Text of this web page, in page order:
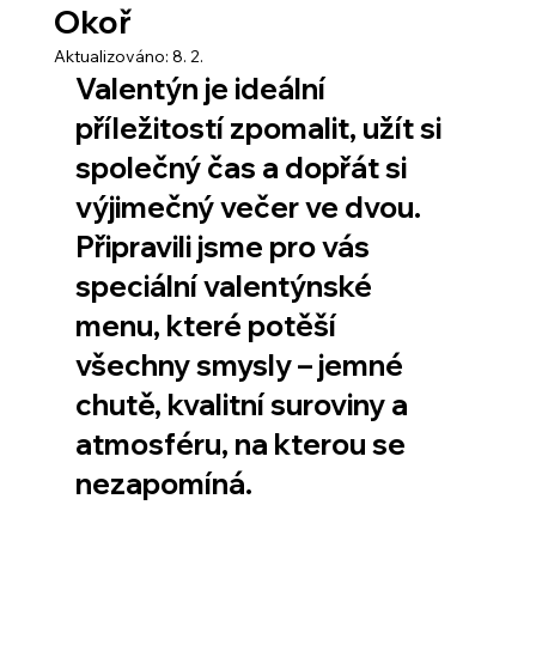
Okoř
Aktualizováno: 8. 2.
Valentýn je ideální
příležitostí zpomalit, užít si
společný čas a dopřát si
výjimečný večer ve dvou.
Připravili jsme pro vás
speciální valentýnské
menu, které potěší
všechny smysly – jemné
chutě, kvalitní suroviny a
atmosféru, na kterou se
nezapomíná.